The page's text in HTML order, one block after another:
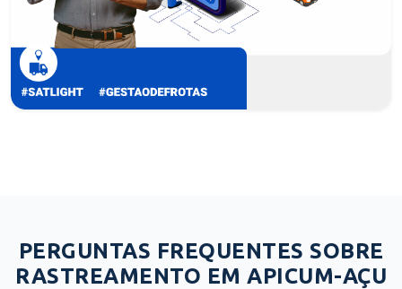
PERGUNTAS FREQUENTES SOBRE
RASTREAMENTO EM APICUM-AÇU